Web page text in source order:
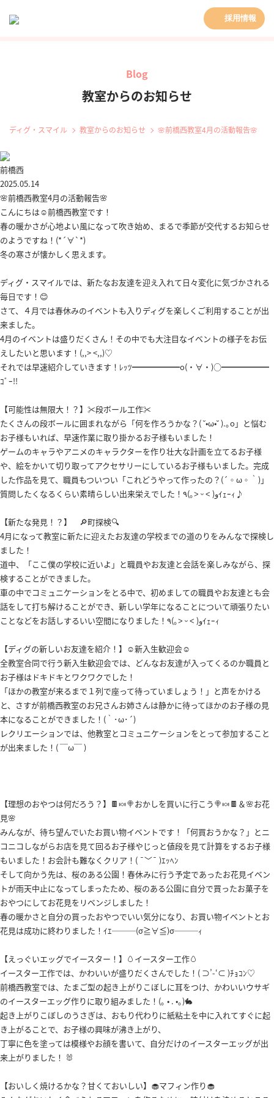
採用情報
Blog
教室からのお知らせ
ディグ・スマイル 教室からのお知らせ 🌸前橋西教室4月の活動報告🌸
前橋西
2025.05.14
🌸前橋西教室4月の活動報告🌸
こんにちは☺前橋西教室です！
春の暖かさが心地よい風になって吹き始め、まるで季節が交代するお知らせ
のようですね！(*´∀`*)
冬の寒さが懐かしく思えます。
ディグ・スマイルでは、新たなお友達を迎え入れて日々変化に気づかされる
毎日です！😊
さて、４月では春休みのイベントも入りディグを楽しくご利用することが出
来ました。
4月のイベントは盛りだくさん！その中でも大注目なイベントの様子をお伝
えしたいと思います！(,,> <,,)♡
それでは早速紹介していきます！ﾚｯﾂ━━━━━━o(・∀・)○━━━━━━
ｺﾞｰ!!
【可能性は無限大！？】✂️段ボール工作✂️
たくさんの段ボールに囲まれながら「何を作ろうかな？( ˘•ω•˘ ).｡o」と悩む
お子様もいれば、早速作業に取り掛かるお子様もいました！
ゲームのキャラやアニメのキャラクターを作り壮大な計画を立てるお子様
や、絵をかいて切り取ってアクセサリーにしているお子様もいました。完成
した作品を見て、職員もついつい「これどうやって作ったの？(´◦ω◦｀)」
質問したくなるくらい素晴らしい出来栄えでした！٩(｡˃ ᵕ ˂ )وｲｪｰｨ♪
【新たな発見！？】 🔎町探検🔍
4月になって教室に新たに迎えたお友達の学校までの道のりをみんなで探検し
ました！
道中、「ここ僕の学校に近いよ」と職員やお友達と会話を楽しみながら、探
検することができました。
車の中でコミュニケーションをとる中で、初めましての職員やお友達とも会
話をして打ち解けることができ、新しい学年になることについて頑張りたい
ことなどをお話しするいい空間になりました！٩(｡˃ ᵕ ˂ )وｲｪｰｨ
【ディグの新しいお友達を紹介！】☺️新入生歓迎会☺️
全教室合同で行う新入生歓迎会では、どんなお友達が入ってくるのか職員と
お子様はドキドキとワクワクでした！
「ほかの教室が来るまで１列で座って待っていましょう！」と声をかける
と、さすが前橋西教室のお兄さんお姉さんは静かに待ってほかのお子様の見
本になることができました！(｀･ω･´)
レクリエーションでは、他教室とコミュニケーションをとって参加すること
が出来ました！( ￣ω￣ )
【理想のおやつは何だろう？】🍫🍬🍭おかしを買いに行こう🍭🍬🍫＆🌸お花
見🌸
みんなが、待ち望んでいたお買い物イベントです！「何買おうかな？」とニ
コニコしながらお店を見て回るお子様やじっと値段を見て計算をするお子様
もいました！お会計も難なくクリア！( ¯﹀¯ )ｴｯﾍﾝ
そして向かう先は、桜のある公園！春休みに行う予定であったお花見イベン
トが雨天中止になってしまったため、桜のある公園に自分で買ったお菓子を
おやつにしてお花見をリベンジしました！
春の暖かさと自分の買ったおやつでいい気分になり、お買い物イベントとお
花見は成功に終わりました！ｲｴ───(σ≧∀≦)σ───ｨ
【えっぐいエッグでイースター！】🥚イースター工作🥚
イースター工作では、かわいいが盛りだくさんでした！( ⊃’-‘⊂ )ﾁｮｺﾝ♡
前橋西教室では、たまご型の起き上がりこぼしに耳をつけ、かわいいウサギ
のイースターエッグ作りに取り組みました！(｡ • . •｡)🐇
起き上がりこぼしのうさぎは、おもり代わりに紙粘土を中に入れてすぐに起
き上がることで、お子様の興味が沸き上がり、
丁寧に色を塗っては模様やお顔を書いて、自分だけのイースターエッグが出
来上がりました！ 🐰
【おいしく焼けるかな？甘くておいしい】🧁マフィン作り🧁